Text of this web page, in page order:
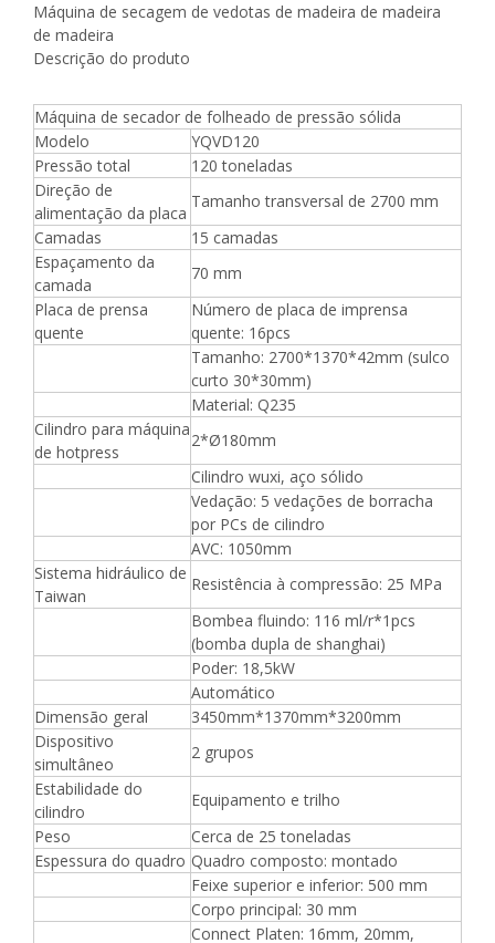
Máquina de secagem de vedotas de madeira de madeira
de madeira
Descrição do produto
Máquina de secador de folheado de pressão sólida
Modelo
YQVD120
Pressão total
120 toneladas
Direção de
alimentação da placa
Tamanho transversal de 2700 mm
Camadas
15 camadas
Espaçamento da
camada
70 mm
Placa de prensa
quente
Número de placa de imprensa
quente: 16pcs
Tamanho: 2700*1370*42mm (sulco
curto 30*30mm)
Material: Q235
Cilindro para máquina
de hotpress
2*Ø180mm
Cilindro wuxi, aço sólido
Vedação: 5 vedações de borracha
por PCs de cilindro
AVC: 1050mm
Sistema hidráulico de
Taiwan
Resistência à compressão: 25 MPa
Bombea fluindo: 116 ml/r*1pcs
(bomba dupla de shanghai)
Poder: 18,5kW
Automático
Dimensão geral
3450mm*1370mm*3200mm
Dispositivo
simultâneo
2 grupos
Estabilidade do
cilindro
Equipamento e trilho
Peso
Cerca de 25 toneladas
Espessura do quadro Quadro composto: montado
Feixe superior e inferior: 500 mm
Corpo principal: 30 mm
Connect Platen: 16mm, 20mm,